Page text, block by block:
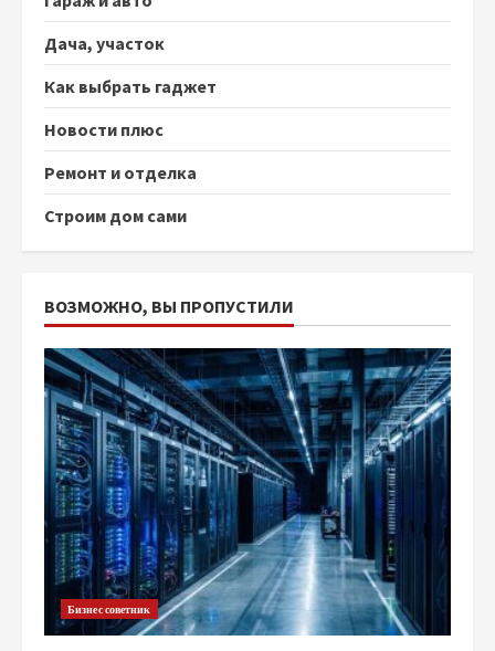
Дача, участок
Как выбрать гаджет
Новости плюс
Ремонт и отделка
Строим дом сами
ВОЗМОЖНО, ВЫ ПРОПУСТИЛИ
Бизнес советник